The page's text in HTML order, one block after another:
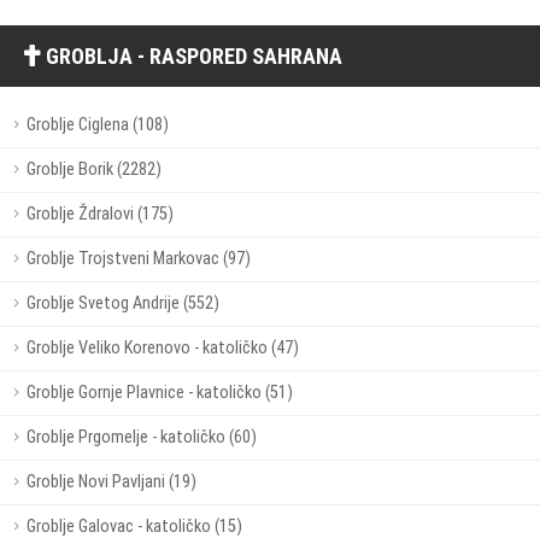
GROBLJA - RASPORED SAHRANA
Groblje Ciglena (108)
Groblje Borik (2282)
Groblje Ždralovi (175)
Groblje Trojstveni Markovac (97)
Groblje Svetog Andrije (552)
Groblje Veliko Korenovo - katoličko (47)
Groblje Gornje Plavnice - katoličko (51)
Groblje Prgomelje - katoličko (60)
Groblje Novi Pavljani (19)
Groblje Galovac - katoličko (15)